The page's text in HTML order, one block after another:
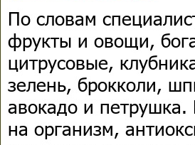
По словам
фрукты и овощи,
цитрусовые,
зелень, брокколи,
авокадо и
на организм,